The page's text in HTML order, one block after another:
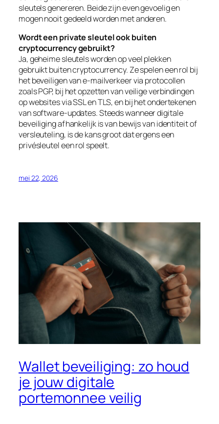
sleutels genereren. Beide zijn even gevoelig en
mogen nooit gedeeld worden met anderen.
Wordt een private sleutel ook buiten
cryptocurrency gebruikt?
Ja, geheime sleutels worden op veel plekken
gebruikt buiten cryptocurrency. Ze spelen een rol bij
het beveiligen van e-mailverkeer via protocollen
zoals PGP, bij het opzetten van veilige verbindingen
op websites via SSL en TLS, en bij het ondertekenen
van software-updates. Steeds wanneer digitale
beveiliging afhankelijk is van bewijs van identiteit of
versleuteling, is de kans groot dat ergens een
privésleutel een rol speelt.
mei 22, 2026
Wallet beveiliging: zo houd
je jouw digitale
portemonnee veilig